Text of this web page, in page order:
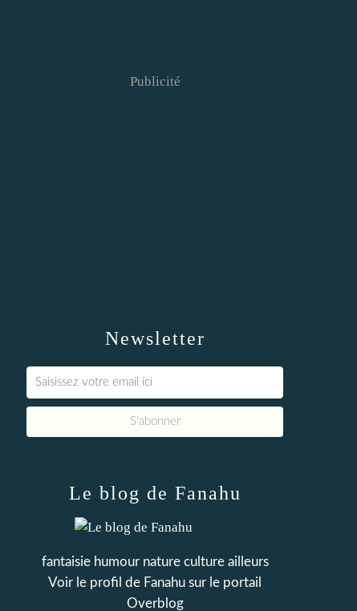
Newsletter
Publicité
Le blog de Fanahu
fantaisie humour nature culture ailleurs
Voir le profil de Fanahu sur le portail
Overblog